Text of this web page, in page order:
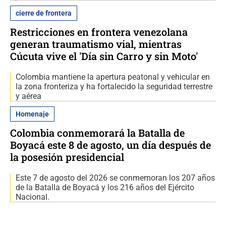
cierre de frontera
Restricciones en frontera venezolana
generan traumatismo vial, mientras
Cúcuta vive el 'Día sin Carro y sin Moto'
Colombia mantiene la apertura peatonal y vehicular en
la zona fronteriza y ha fortalecido la seguridad terrestre
y aérea
Homenaje
Colombia conmemorará la Batalla de
Boyacá este 8 de agosto, un día después de
la posesión presidencial
Este 7 de agosto del 2026 se conmemoran los 207 años
de la Batalla de Boyacá y los 216 años del Ejército
Nacional.